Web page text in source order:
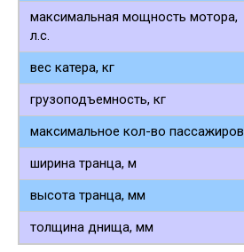
максимальная мощность мотора,
л.с.
вес катера, кг
грузоподъемность, кг
максимальное кол-во пассажиров
ширина транца, м
высота транца, мм
толщина днища, мм